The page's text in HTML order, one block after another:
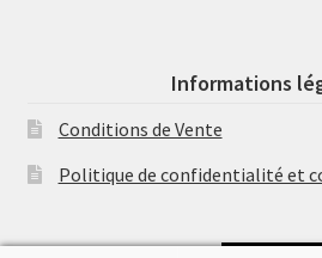
Informations
Conditions de Vente
Politique de confidentialité et